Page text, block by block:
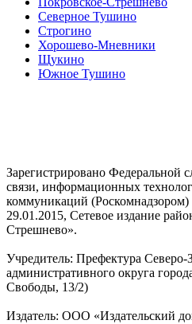
Северное Тушино
Строгино
Хорошево-Мневники
Щукино
Южное Тушино
Зарегистрировано Федеральной
связи, информационных
коммуникаций
29.01.2015, Сетевое издание
Стрешнево».
Учредитель: Префектура Северо-
административного округа
Свободы, 13/2)
Издатель: ООО «Издательский